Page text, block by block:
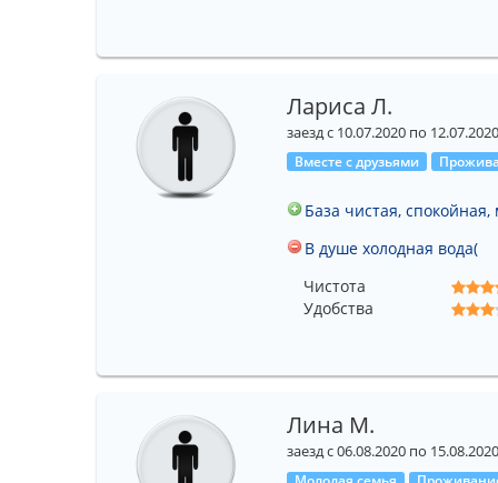
Лариса Л.
заезд с 10.07.2020 по 12.07.2020
Вместе с друзьями
База чистая,
В душе холодная вода(
Чистота
Удобства
Лина М.
заезд с 06.08.2020 по 15.08.2020